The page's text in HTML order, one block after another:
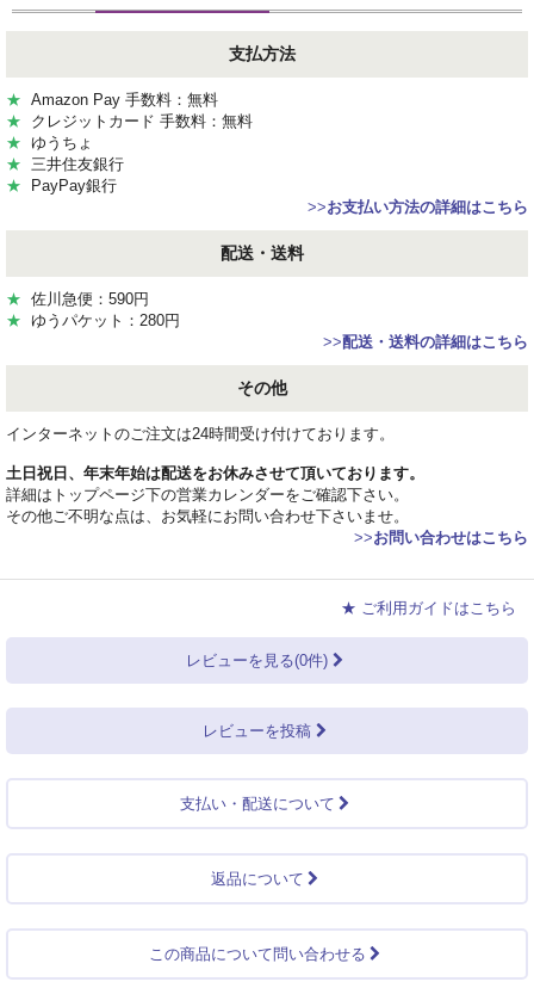
支払方法
★ Amazon Pay 手数料：無料
★ クレジットカード 手数料：無料
★ ゆうちょ
★ 三井住友銀行
★ PayPay銀行
>>お支払い方法の詳細はこちら
配送・送料
★ 佐川急便：590円
★ ゆうパケット：280円
>>配送・送料の詳細はこちら
その他
インターネットのご注文は24時間受け付けております。
土日祝日、年末年始は配送をお休みさせて頂いております。
詳細はトップページ下の営業カレンダーをご確認下さい。
その他ご不明な点は、お気軽にお問い合わせ下さいませ。
>>お問い合わせはこちら
★ ご利用ガイドはこちら
レビューを見る(0件)
レビューを投稿
支払い・配送について
返品について
この商品について問い合わせる